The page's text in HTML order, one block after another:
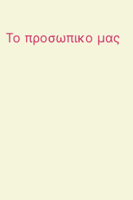
Το προσωπικο μας